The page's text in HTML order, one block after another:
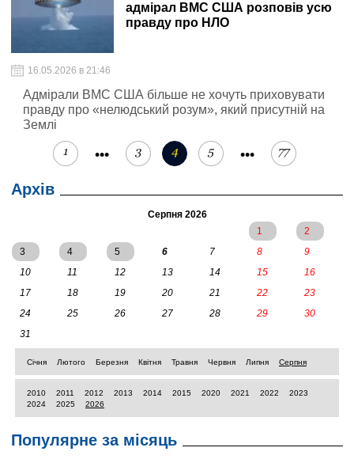
адмірал ВМС США розповів усю
правду про НЛО
16.05.2026 в 21:46
Адмірали ВМС США більше не хочуть приховувати
правду про «нелюдський розум», який присутній на
Землі
1
••• 3 4 5 ••• 77
Архів
Серпня 2026
1
2
3
4 5 6 7 8
9
10
11 12 13 14 15
16
17
18 19 20 21 22
23
24
25 26 27 28 29
30
31
Січня Лютого Березня Квітня Травня Червня Липня Серпня
2010 2011 2012 2013 2014 2015 2020 2021 2022
2023
2024
2025 2026
Популярне за місяць